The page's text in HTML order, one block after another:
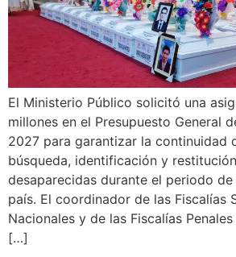
El Ministerio Público solicitó una
millones en el Presupuesto General
2027 para garantizar la continuidad
búsqueda, identificación y
desaparecidas durante el periodo
país. El coordinador de las Fiscalías
Nacionales y de las Fiscalías
[…]